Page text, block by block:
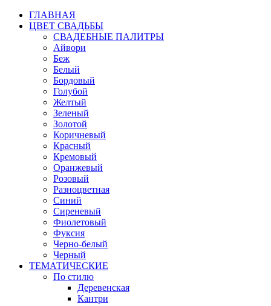
ГЛАВНАЯ
ЦВЕТ СВАДЬБЫ
СВАДЕБНЫЕ ПАЛИТРЫ
Айвори
Беж
Белый
Бордовый
Голубой
Желтый
Зеленый
Золотой
Коричневый
Красный
Кремовый
Оранжевый
Розовый
Разноцветная
Синий
Сиреневый
Фиолетовый
Фуксия
Черно-белый
Черный
ТЕМАТИЧЕСКИЕ
По стилю
Деревенская
Кантри